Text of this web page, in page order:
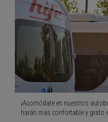
¡Acomódate en nuestros
harán más confortable y grato